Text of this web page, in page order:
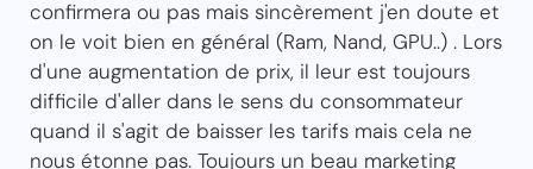
confirmera ou pas mais sincèrement j'en doute et
on le voit bien en général (Ram, Nand, GPU..) . Lors
d'une augmentation de prix, il leur est toujours
difficile d'aller dans le sens du consommateur
quand il s'agit de baisser les tarifs mais cela ne
nous étonne pas. Toujours un beau marketing